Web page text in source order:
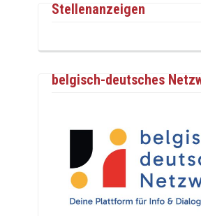
Stellenanzeigen
belgisch-deutsches